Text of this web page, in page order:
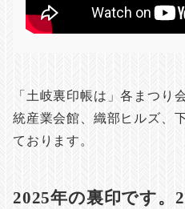
「土岐裏印帳は」各まつり
統産業会館、織部ヒルズ、
ております。
2025年の裏印です。